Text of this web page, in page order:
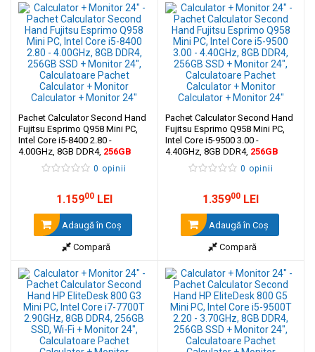
Pachet Calculator Second Hand
Fujitsu Esprimo Q958 Mini PC,
Intel Core i5-8400 2.80 -
4.00GHz, 8GB DDR4, 256GB
SSD + Monitor 24"
0 opinii
1.15900LEI
Adaugă în Coş
Compară
Pachet Calculator Second Hand
Fujitsu Esprimo Q958 Mini PC,
Intel Core i5-9500 3.00 -
4.40GHz, 8GB DDR4, 256GB
SSD + Monitor 24"
0 opinii
1.35900 LEI
Adaugă în Coş
Compară